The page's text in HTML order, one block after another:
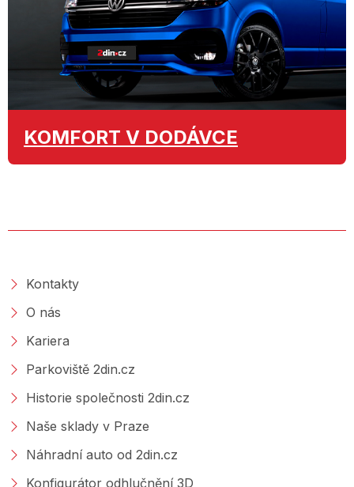
KOMFORT V DODÁVCE
Kontakty
O nás
Kariera
Parkoviště 2din.cz
Historie společnosti 2din.cz
Naše sklady v Praze
Náhradní auto od 2din.cz
Konfigurátor odhlučnění 3D